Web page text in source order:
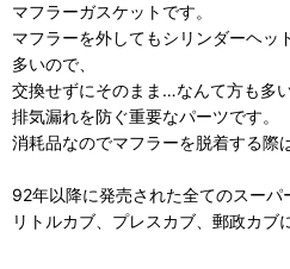
マフラーガスケットです。
マフラーを外してもシリンダーヘッ
多いので、
交換せずにそのまま…なんて方も多
排気漏れを防ぐ重要なパーツです。
消耗品なのでマフラーを脱着する際
92年以降に発売された全てのスー
リトルカブ、プレスカブ、郵政カブ